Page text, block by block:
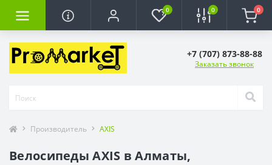
0 0 0
+7 (707) 873-88-88
Заказать звонок
Производитель AXIS
Велосипеды AXIS в Алматы,